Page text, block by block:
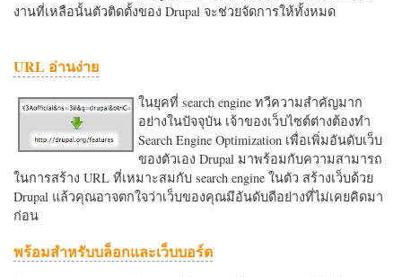
งานที่เหลือนั้นตัวติดตั้งของ Drupal จะช่วยจัดการให้ทั้งหมด
URL อ่านง่าย
ในยุคที่ search engine ทวีความสำคัญมาก
อย่างในปัจจุบัน เจ้าของเว็บไซต์ต่างต้องทำ
Search Engine Optimization เพื่อเพิ่มอันดับเว็บ
ของตัวเอง Drupal มาพร้อมกับความสามารถ
ในการสร้าง URL ที่เหมาะสมกับ search engine ในตัว สร้างเว็บด้วย
Drupal แล้วคุณอาจตกใจว่าเว็บของคุณมีอันดับดีอย่างที่ไม่เคยคิดมา
ก่อน
พร้อมสำหรับบล็อกและเว็บบอร์ด